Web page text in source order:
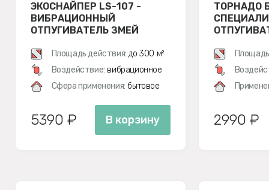
ЭКОСНАЙПЕР LS-107 -
ВИБРАЦИОННЫЙ
ОТПУГИВАТЕЛЬ ЗМЕЙ
Площадь действия: до 300 м²
Воздействие: вибрационное
Сфера применения: бытовое
5390 ₽ В корзину
ТОРНАДО
2990 ₽